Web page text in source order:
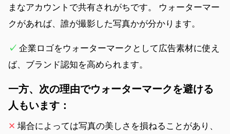
まなアカウントで共有されがちです。 ウォーターマー
クがあれば、誰が撮影した写真かが分かります。
✓ 企業ロゴをウォーターマークとして広告素材に使え
ば、ブランド認知を高められます。
一方、次の理由でウォーターマークを避ける
人もいます：
✕ 場合によっては写真の美しさを損ねることがあり、